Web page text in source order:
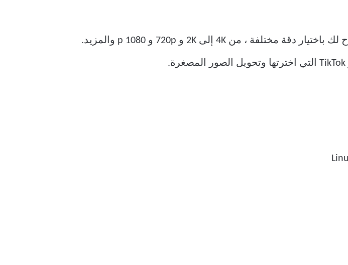
يمكن لـ SSStik أيضًا حفظ مقاطع الفيديو بتنسيق mp4 مع السماح لك باختيار دقة مختلفة ، من 4K إلى 2K و 720p و 1080 p والمزيد.